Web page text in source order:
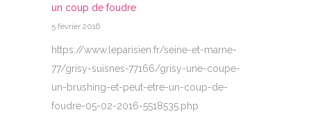
un coup de foudre
5 février 2016
https://www.leparisien.fr/seine-et-marne-
77/grisy-suisnes-77166/grisy-une-coupe-
un-brushing-et-peut-etre-un-coup-de-
foudre-05-02-2016-5518535.php